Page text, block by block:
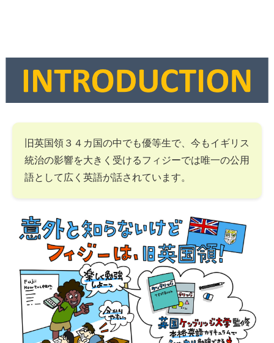
旧英国領３４カ国の中でも優等生で、今もイギリス
統治の影響を大きく受けるフィジーでは唯一の公用
語として広く英語が話されています。